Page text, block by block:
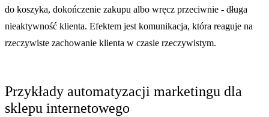
do koszyka, dokończenie zakupu albo wręcz przeciwnie - długa
nieaktywność klienta. Efektem jest komunikacja, która reaguje na
rzeczywiste zachowanie klienta w czasie rzeczywistym.
Przykłady automatyzacji marketingu dla
sklepu internetowego